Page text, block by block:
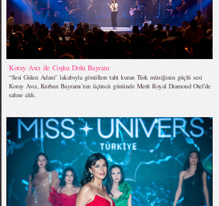
Koray Avcı ile Coşku Dolu Bayram
“Sesi Gülen Adam” lakabıyla gönüllere taht kuran Türk müziğinin güçlü sesi
Koray Avcı, Kurban Bayramı’nın üçüncü gününde Merit Royal Diamond Otel’de
sahne aldı.